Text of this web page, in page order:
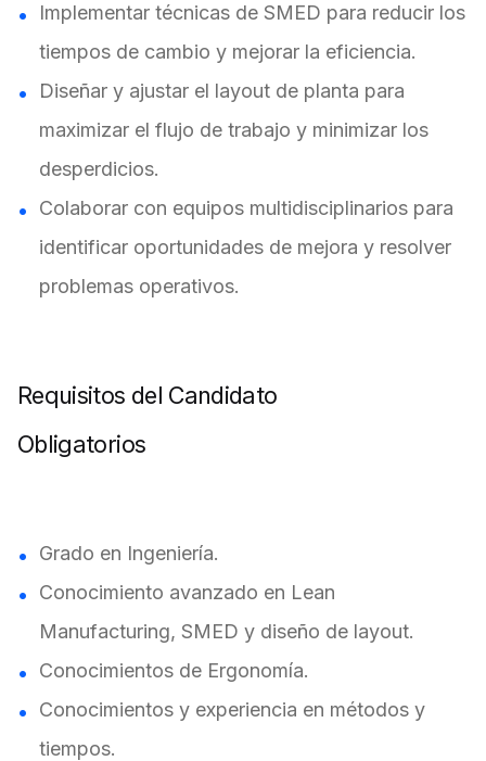
Implementar técnicas de SMED para reducir los
tiempos de cambio y mejorar la eficiencia.
Diseñar y ajustar el layout de planta para
maximizar el flujo de trabajo y minimizar los
desperdicios.
Colaborar con equipos multidisciplinarios para
identificar oportunidades de mejora y resolver
problemas operativos.
Requisitos del Candidato
Obligatorios
Grado en Ingeniería.
Conocimiento avanzado en Lean
Manufacturing, SMED y diseño de layout.
Conocimientos de Ergonomía.
Conocimientos y experiencia en métodos y
tiempos.